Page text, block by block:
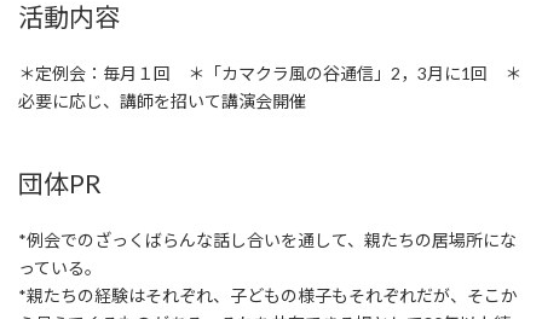
活動内容
＊定例会：毎月１回 ＊「カマクラ風の谷通信」2，3月に1回 ＊
必要に応じ、講師を招いて講演会開催
団体PR
*例会でのざっくばらんな話し合いを通して、親たちの居場所にな
っている。
*親たちの経験はそれぞれ、子どもの様子もそれぞれだが、そこか